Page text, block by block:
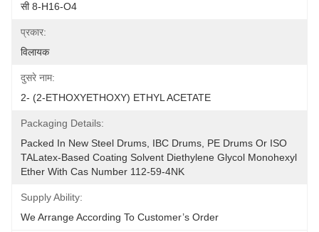
सी 8-H16-O4
प्रकार:
विलायक
दुसरे नाम:
2- (2-ETHOXYETHOXY) ETHYL ACETATE
Packaging Details:
Packed In New Steel Drums, IBC Drums, PE Drums Or ISO
TALatex-Based Coating Solvent Diethylene Glycol Monohexyl
Ether With Cas Number 112-59-4NK
Supply Ability:
We Arrange According To Customer’s Order